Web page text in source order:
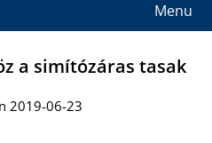
Menu
a simítózáras tasak
2019-06-23